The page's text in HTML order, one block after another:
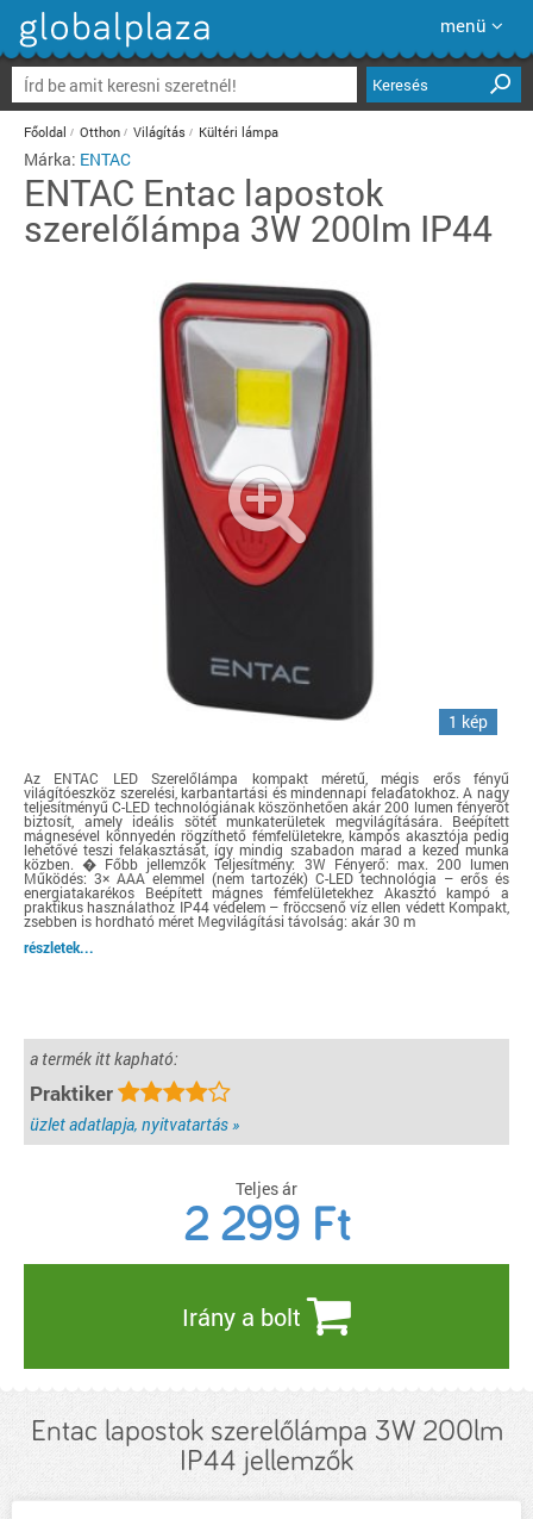
menü
Keresés
Főoldal Otthon Világítás Kültéri lámpa
Márka: ENTAC
ENTAC Entac lapostok
szerelőlámpa 3W 200lm IP44
1 kép
Az ENTAC LED Szerelőlámpa kompakt méretű, mégis erős fényű
világítóeszköz szerelési, karbantartási és mindennapi feladatokhoz. A nagy
teljesítményű C-LED technológiának köszönhetően akár 200 lumen fényerőt
biztosít, amely ideális sötét munkaterületek megvilágítására. Beépített
mágnesével könnyedén rögzíthető fémfelületekre, kampós akasztója pedig
lehetővé teszi felakasztását, így mindig szabadon marad a kezed munka
közben. � Főbb jellemzők Teljesítmény: 3W Fényerő: max. 200 lumen
Működés: 3× AAA elemmel (nem tartozék) C-LED technológia – erős és
energiatakarékos Beépített mágnes fémfelületekhez Akasztó kampó a
praktikus használathoz IP44 védelem – fröccsenő víz ellen védett Kompakt,
zsebben is hordható méret Megvilágítási távolság: akár 30 m
részletek...
a termék itt kapható:
Praktiker
üzlet adatlapja, nyitvatartás »
Teljes ár
2 299 Ft
Irány a bolt
Entac lapostok szerelőlámpa 3W 200lm
IP44 jellemzők